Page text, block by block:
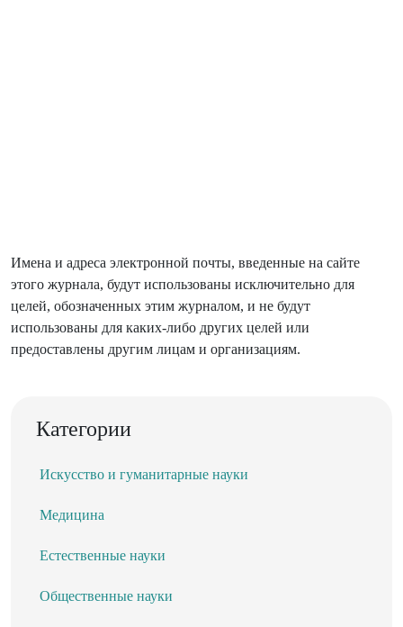
Имена и адреса электронной почты, введенные на сайте
этого журнала, будут использованы исключительно для
целей, обозначенных этим журналом, и не будут
использованы для каких-либо других целей или
предоставлены другим лицам и организациям.
Категории
Искусство и гуманитарные науки
Медицина
Естественные науки
Общественные науки